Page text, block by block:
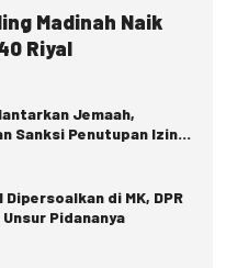
Madinah Naik
Riyal
Jemaah,
Sanksi Penutupan Izin
Dipersoalkan di MK, DPR
Pidananya